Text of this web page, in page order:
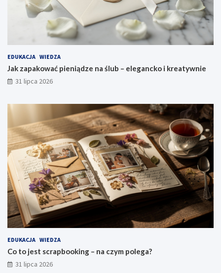
EDUKACJA WIEDZA
Jak zapakować pieniądze na ślub – elegancko i kreatywnie
31 lipca 2026
EDUKACJA WIEDZA
Co to jest scrapbooking – na czym polega?
31 lipca 2026